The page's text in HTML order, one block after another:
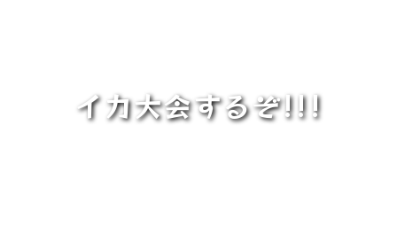
イカ大会するぞ!!!